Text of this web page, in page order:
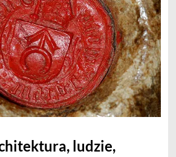
(Poniżej - pojedyncze groby,
znanych Polaków)
Litwa, Ukraina, Inne kraje
konkretnych cmentarzy)
grobów? (poradnik)
ludzie,